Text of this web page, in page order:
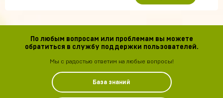
По любым вопросам или проблемам вы можете
обратиться в службу поддержки пользователей.
Мы с радостью ответим на любые вопросы!
База знаний